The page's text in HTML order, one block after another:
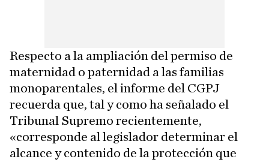
Respecto a la ampliación del permiso de
maternidad o paternidad a las familias
monoparentales, el informe del CGPJ
recuerda que, tal y como ha señalado el
Tribunal Supremo recientemente,
«corresponde al legislador determinar el
alcance y contenido de la protección que